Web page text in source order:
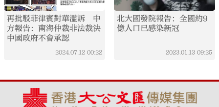
再批駁菲律賓對華濫訴 中
方報告：南海仲裁非法裁決
中國政府不會承認
2024.07.12 00:22
北大國發院報告：全國約9
億人口已感染新冠
2023.01.13 09:25